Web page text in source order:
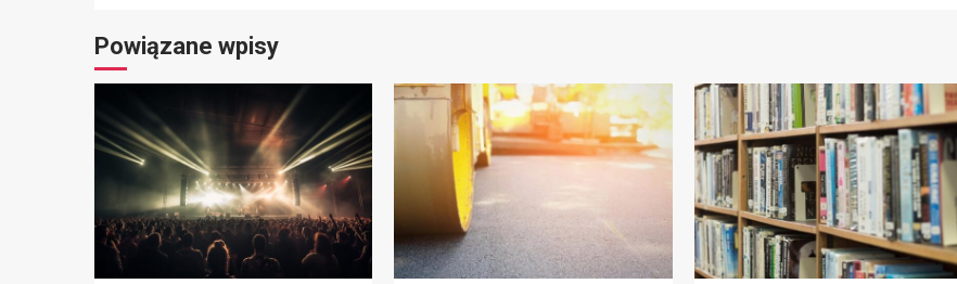
Powiązane wpisy